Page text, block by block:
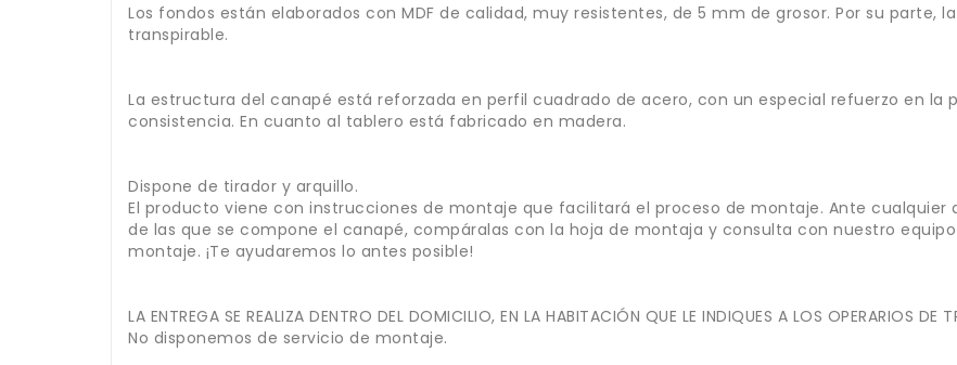
Los fondos están elaborados con MDF de calidad, muy resistentes, de 5 mm de grosor. Por su parte,
transpirable.
La estructura del canapé está reforzada en perfil cuadrado de acero, con un especial refuerzo en
consistencia. En cuanto al tablero está fabricado en madera.
Dispone de tirador y arquillo.
El producto viene con instrucciones de montaje que facilitará el proceso de montaje. Ante cualquier
de las que se compone el canapé, compáralas con la hoja de montaja y consulta con nuestro
montaje. ¡Te ayudaremos lo antes posible!
LA ENTREGA SE REALIZA DENTRO DEL DOMICILIO, EN LA HABITACIÓN QUE LE INDIQUES A LOS OPERARIOS DE
No disponemos de servicio de montaje.